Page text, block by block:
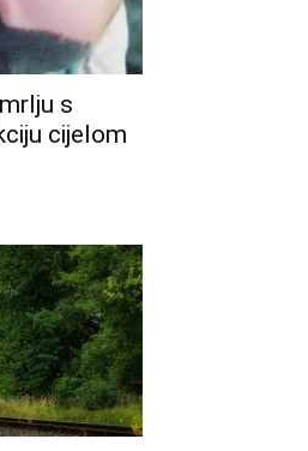
s
cijelom